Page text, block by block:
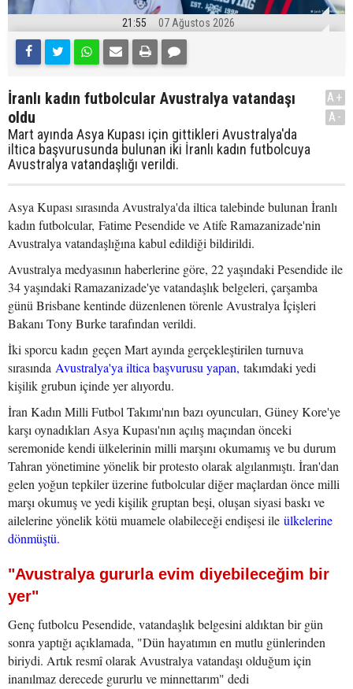
21:55 07 Ağustos 2026
İranlı kadın futbolcular Avustralya vatandaşı
oldu
Mart ayında Asya Kupası için gittikleri Avustralya'da
iltica başvurusunda bulunan iki İranlı kadın futbolcuya
Avustralya vatandaşlığı verildi.
A+
A-
Asya Kupası sırasında Avustralya'da iltica talebinde bulunan İranlı
kadın futbolcular, Fatime Pesendide ve Atife Ramazanizade'nin
Avustralya vatandaşlığına kabul edildiği bildirildi.
Avustralya medyasının haberlerine göre, 22 yaşındaki Pesendide ile
34 yaşındaki Ramazanizade'ye vatandaşlık belgeleri, çarşamba
günü Brisbane kentinde düzenlenen törenle Avustralya İçişleri
Bakanı Tony Burke tarafından verildi.
İki sporcu kadın geçen Mart ayında gerçekleştirilen turnuva
sırasında Avustralya'ya iltica başvurusu yapan, takımdaki yedi
kişilik grubun içinde yer alıyordu.
İran Kadın Milli Futbol Takımı'nın bazı oyuncuları, Güney Kore'ye
karşı oynadıkları Asya Kupası'nın açılış maçından önceki
seremonide kendi ülkelerinin milli marşını okumamış ve bu durum
Tahran yönetimine yönelik bir protesto olarak algılanmıştı. İran'dan
gelen yoğun tepkiler üzerine futbolcular diğer maçlardan önce milli
marşı okumuş ve yedi kişilik gruptan beşi, oluşan siyasi baskı ve
ailelerine yönelik kötü muamele olabileceği endişesi ile ülkelerine
dönmüştü.
"Avustralya gururla evim diyebileceğim bir
yer"
Genç futbolcu Pesendide, vatandaşlık belgesini aldıktan bir gün
sonra yaptığı açıklamada, "Dün hayatımın en mutlu günlerinden
biriydi. Artık resmî olarak Avustralya vatandaşı olduğum için
inanılmaz derecede gururlu ve minnettarım" dedi